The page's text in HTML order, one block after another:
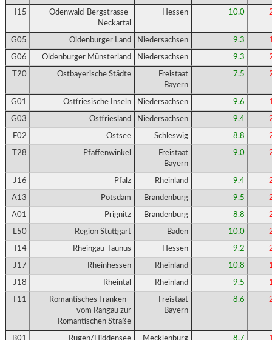
I15
Odenwald-Bergstrasse-
Neckartal
Hessen 10.0
G05 Oldenburger Land Niedersachsen 9.3
G06 Oldenburger Münsterland Niedersachsen 9.3
T20 Ostbayerische Städte
Freistaat
Bayern
7.5
G01 Ostfriesische Inseln Niedersachsen 9.6
G03 Ostfriesland Niedersachsen 9.4
F02 Ostsee Schleswig 8.8
T28 Pfaffenwinkel
Freistaat
Bayern
9.0
J16 Pfalz Rheinland 9.4
A13 Potsdam Brandenburg 9.5
A01 Prignitz Brandenburg 8.8
L50 Region Stuttgart Baden 10.0
I14 Rheingau-Taunus Hessen 9.2
J17 Rheinhessen Rheinland 10.8
J18 Rheintal Rheinland 9.5
T11
Romantisches Franken -
vom Rangau zur
Romantischen Straße
Freistaat
Bayern
8.6